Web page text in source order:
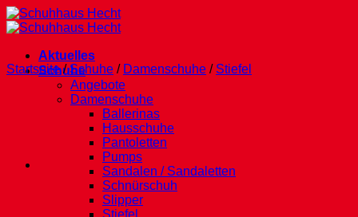
Zum
Inhalt
Aktuelles
Schuhe
Angebote
Damenschuhe
Ballerinas
Hausschuhe
Pantoletten
Pumps
Sandalen / Sandaletten
Schnürschuh
Slipper
Stiefel
Startseite / Schuhe / Damenschuhe / Stiefel